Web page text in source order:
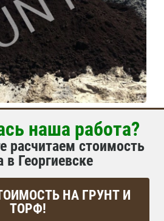
наша работа?
расчитаем стоимость
в Георгиевске
НА ГРУНТ И
ТОРФ!